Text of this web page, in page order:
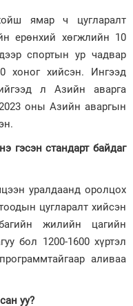
ямар ч цугларалт
ерөнхий хөгжлийн 10
спортын ур чадвар
хоног хийсэн. Ингээд
л Азийн аварга
оны Азийн аваргын
гэсэн стандарт байдаг
уралдаанд оролцох
цугларалт хийсэн
жилийн цагийн
бол 1200-1600 хүртэл
аливаа
уу?